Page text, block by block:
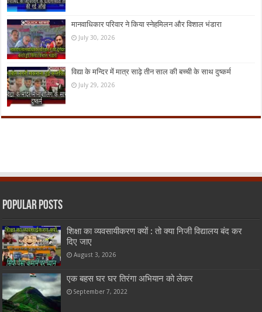
मानवाधिकार परिवार ने किया स्नेहमिलन और विशाल भंडारा
July 30, 2026
विद्या के मन्दिर में मात्र साढ़े तीन साल की बच्ची के साथ दुष्कर्म
July 29, 2026
Popular Posts
शिक्षा का व्यवसायीकरण क्यों : तो क्या निजी विद्यालय बंद कर
दिए जाए
August 3, 2026
एक बहस घर घर तिरंगा अभियान को लेकर
September 7, 2022